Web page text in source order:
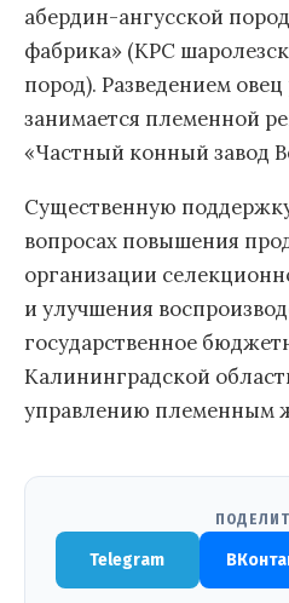
абердин-ангусской
фабрика» (КРС
пород). Разведением
занимается племенной
«Частный конный завод
Существенную
вопросах повышения
организации
и улучшения
государственное
Калининградской
управлению племенным
Telegram